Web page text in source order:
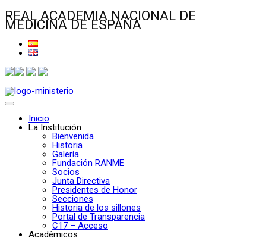
REAL ACADEMIA NACIONAL DE
MEDICINA DE ESPAÑA
Inicio
La Institución
Bienvenida
Historia
Galería
Fundación RANME
Socios
Junta Directiva
Presidentes de Honor
Secciones
Historia de los sillones
Portal de Transparencia
C17 – Acceso
Académicos